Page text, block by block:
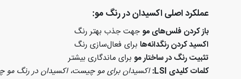
عملکرد اصلی اکسیدان در رنگ مو:
باز کردن فلس‌های موجهت جذب بهتر رنگ
اکسید کردن رنگدانه‌هابرای فعال‌سازی رنگ
تثبیت رنگ در ساختار موبرای ماندگاری بیشتر
کلمات کلیدی
اکسیدان برای مو چیست، اکسیدان در رنگ مو